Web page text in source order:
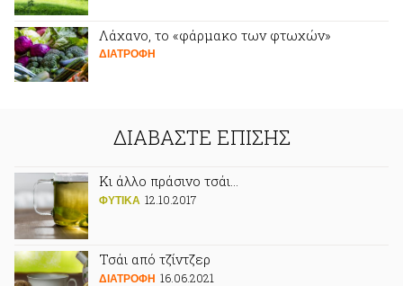
Λάχανο, το «φάρμακο των φτωχών»
ΔΙΑΤΡΟΦΗ
ΔΙΑΒΑΣΤΕ ΕΠΙΣΗΣ
Κι άλλο πράσινο τσάι…
ΦΥΤΙΚA 12.10.2017
Τσάι από τζίντζερ
ΔΙΑΤΡΟΦΗ 16.06.2021